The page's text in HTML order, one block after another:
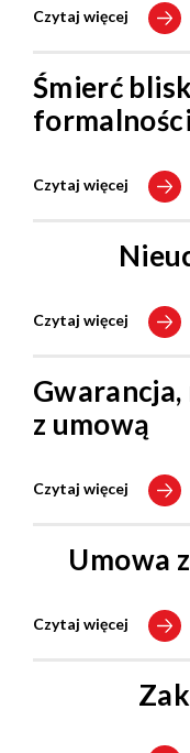
Czytaj więcej
Śmierć
formalności
Czytaj więcej
Czytaj więcej
z umową
Czytaj więcej
Umowa
Czytaj więcej